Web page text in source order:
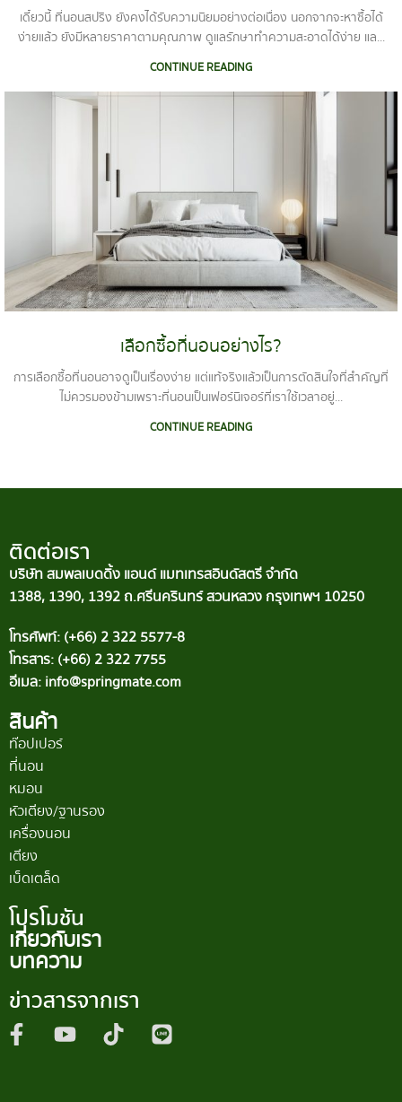
เดี๋ยวนี้ ที่นอนสปริง ยังคงได้รับความนิยมอย่างต่อเนื่อง นอกจากจะหาซื้อได้
ง่ายแล้ว ยังมีหลายราคาตามคุณภาพ ดูแลรักษาทำความสะอาดได้ง่าย แล...
CONTINUE READING
เลือกซื้อที่นอนอย่างไร?
การเลือกซื้อที่นอนอาจดูเป็นเรื่องง่าย แต่แท้จริงแล้วเป็นการตัดสินใจที่สำคัญที่
ไม่ควรมองข้ามเพราะที่นอนเป็นเฟอร์นิเจอร์ที่เราใช้เวลาอยู่...
CONTINUE READING
ติดต่อเรา
บริษัท สมพลเบดดิ้ง แอนด์ แมทเทรสอินดัสตรี จำกัด
1388, 1390, 1392 ถ.ศรีนครินทร์ สวนหลวง กรุงเทพฯ 10250
โทรศัพท์: (+66) 2 322 5577-8
โทรสาร: (+66) 2 322 7755
อีเมล: info@springmate.com
สินค้า
ท๊อปเปอร์
ที่นอน
หมอน
หัวเตียง/ฐานรอง
เครื่องนอน
เตียง
เบ็ดเตล็ด
โปรโมชัน
เกี่ยวกับเรา
บทความ
ข่าวสารจากเรา